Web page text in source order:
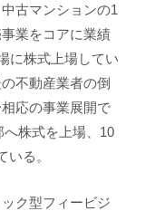
古マンションの1
業をコアに業績
に株式上場してい
不動産業者の倒
応の事業展開で
株式を上場、10
る。
ク型フィービジ